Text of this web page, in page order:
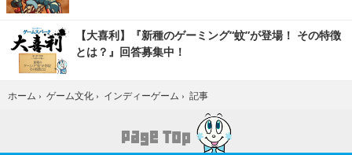
【大喜利】『新種のゲーミング“蚊”が登場！ その特徴
とは？』回答募集中！
ホーム › ゲーム文化 › インディーゲーム › 記事